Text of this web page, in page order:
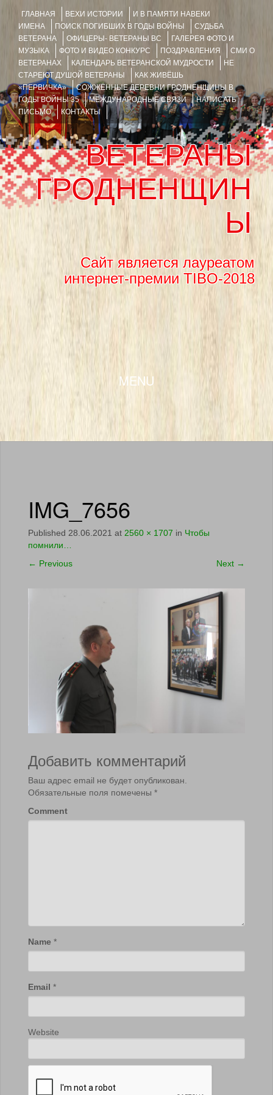
ГЛАВНАЯ ВЕХИ ИСТОРИИ
И В ПАМЯТИ НАВЕКИ
ИМЕНА
ПОИСК ПОГИБШИХ В ГОДЫ ВОЙНЫ
СУДЬБА
ВЕТЕРАНА
ОФИЦЕРЫ- ВЕТЕРАНЫ ВС
ГАЛЕРЕЯ ФОТО И
МУЗЫКА
ФОТО И ВИДЕО КОНКУРС ПОЗДРАВЛЕНИЯ
СМИ О
ВЕТЕРАНАХ
КАЛЕНДАРЬ ВЕТЕРАНСКОЙ МУДРОСТИ
НЕ
СТАРЕЮТ ДУШОЙ ВЕТЕРАНЫ
КАК ЖИВЁШЬ
«ПЕРВИЧКА»
СОЖЖЁННЫЕ ДЕРЕВНИ ГРОДНЕНЩИНЫ В
ГОДЫ ВОЙНЫ 35
МЕЖДУНАРОДНЫЕ СВЯЗИ
НАПИСАТЬ
ПИСЬМО
КОНТАКТЫ
ВЕТЕРАНЫ
ГРОДНЕНЩИН
Ы
Сайт является лауреатом
интернет-премии TIBO-2018
MENU
SKIP TO CONTENT
IMG_7656
Published 28.06.2021 at 2560 × 1707 in Чтобы
помнили…
← Previous Next →
Добавить комментарий
Ваш адрес email не будет опубликован.
Обязательные поля помечены *
Comment
Name *
Email *
Website